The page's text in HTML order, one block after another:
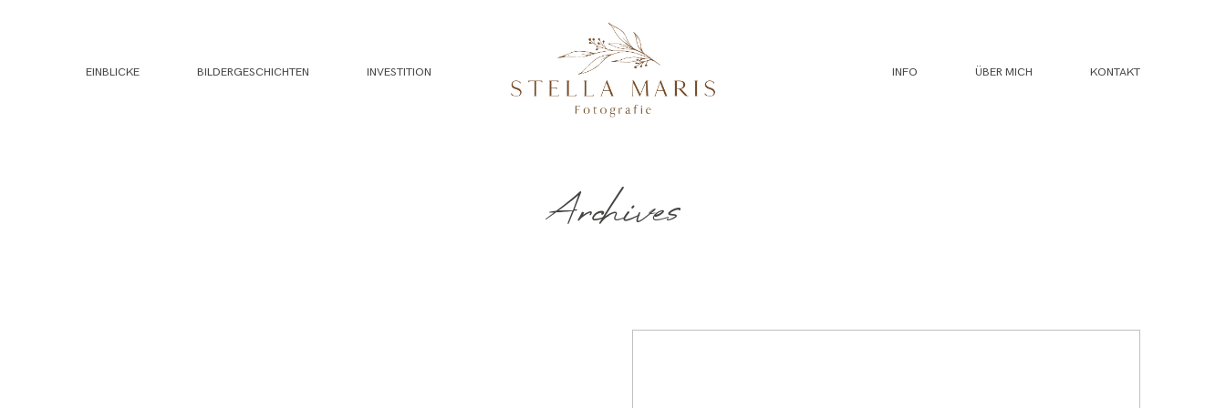
EINBLICKE BILDERGESCHICHTEN INVESTITION INFO ÜBER MICH KONTAKT
Archives